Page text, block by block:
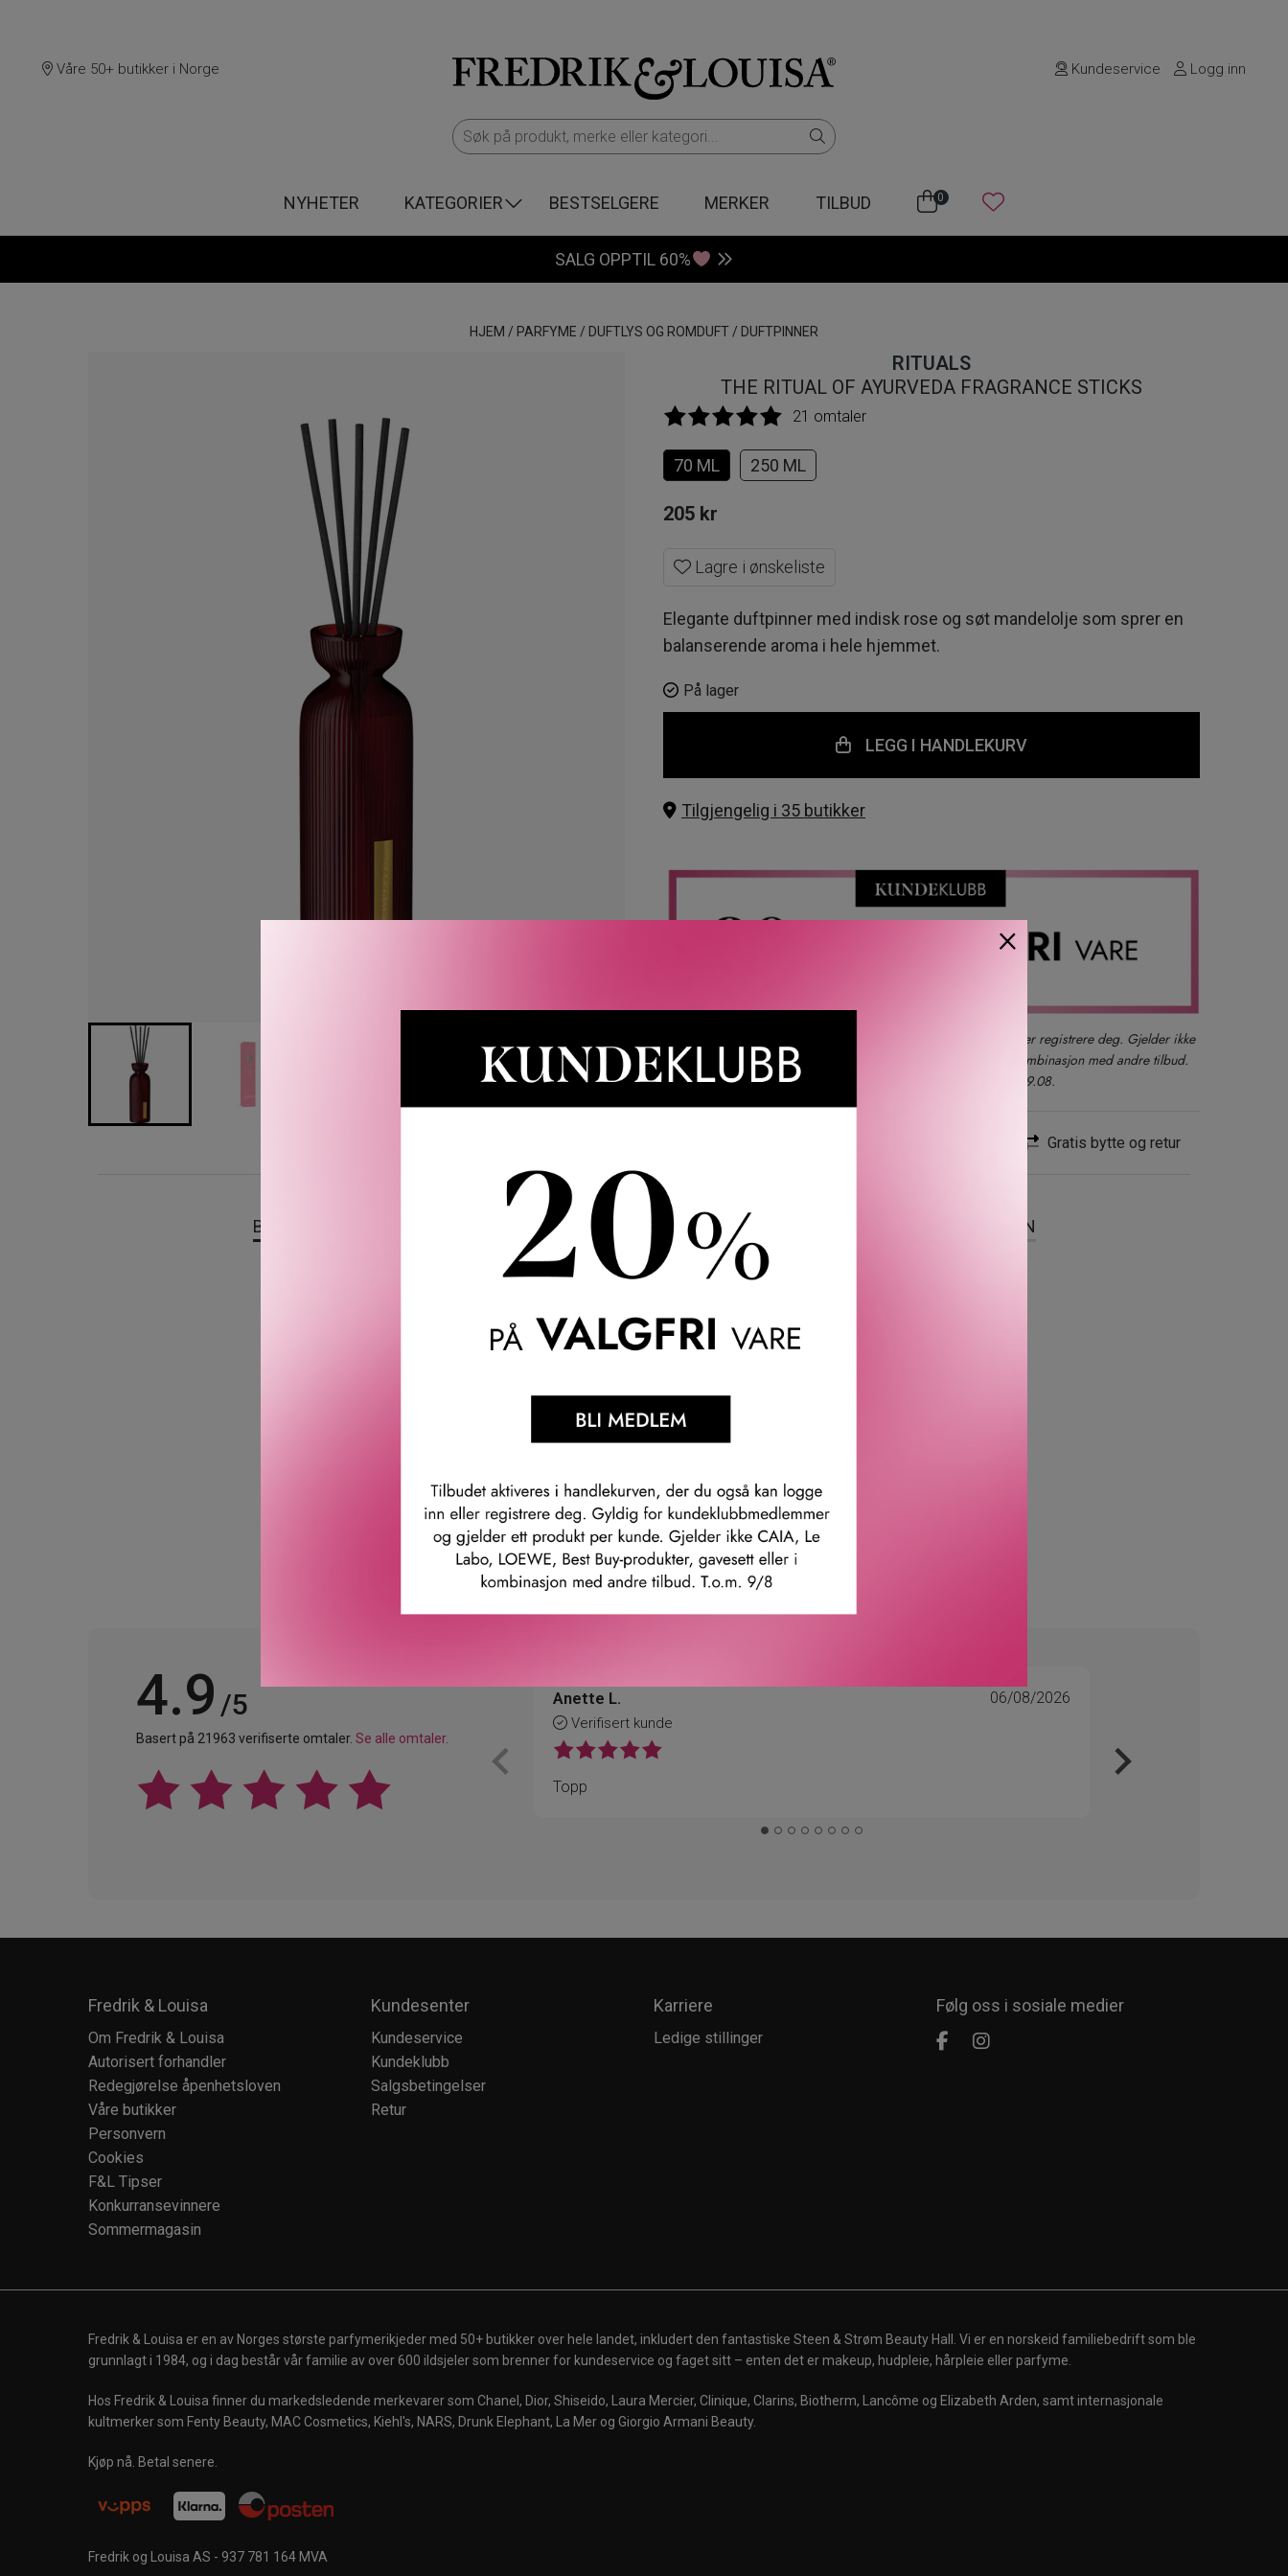
Våre 50+ butikker i Norge Kundeservice Logg inn
NYHETER KATEGORIER BESTSELGERE MERKER TILBUD 0
SALG OPPTIL 60%
HJEM / PARFYME / DUFTLYS OG ROMDUFT / DUFTPINNER
RITUALS
THE RITUAL OF AYURVEDA FRAGRANCE STICKS
21 omtaler
70 ML 250 ML
205 kr
Lagre i ønskeliste
Elegante duftpinner med indisk rose og søt mandelolje som sprer en
balanserende aroma i hele hjemmet.
På lager
LEGG I HANDLEKURV
Tilgjengelig i 35 butikker
Rabatten aktiveres i handlekurven der du også kan logge inn eller registrere deg. Gjelder ikke
CAIA, Le Labo, LOEWE, Best Buy-produkter, gavesett eller i kombinasjon med andre tilbud.
Gjelder kun ett kjøp per kunde t.o.m. 09.08.
Gratis bytte og retur
BESKRIVELSE SPØRSMÅL & SVAR SLIK GJØR DU OM MERKEVAREN
Rituals The Ritual of Ayurveda Fragrance Sticks er duftpinner basert på indisk rose og søt mandelolje. Nyt den
Tips: For ekstra duftopplevelse kan du kombinere duftpinnene med det store duftlyset fra The Ritual of Ayurveda.
Leverandørs artikkelnummer: 1120422
Våre kunder om oss
4.9 /5
Basert på 21963 verifiserte omtaler. Se alle omtaler.
Anette L.
Verifisert kunde
06/08/2026
Topp
Fredrik & Louisa
Om Fredrik & Louisa
Autorisert forhandler
Redegjørelse åpenhetsloven
Våre butikker
Personvern
Cookies
F&L Tipser
Konkurransevinnere
Sommermagasin
Kundesenter
Kundeservice
Kundeklubb
Salgsbetingelser
Retur
Karriere
Ledige stillinger
Følg oss i sosiale medier
Fredrik & Louisa er en av Norges største parfymerikjeder med 50+ butikker over hele landet, inkludert den fantastiske Steen & Strøm Beauty Hall. Vi er en norskeid familiebedrift som ble
grunnlagt i 1984, og i dag består vår familie av over 600 ildsjeler som brenner for kundeservice og faget sitt – enten det er makeup, hudpleie, hårpleie eller parfyme.
Hos Fredrik & Louisa finner du markedsledende merkevarer som Chanel, Dior, Shiseido, Laura Mercier, Clinique, Clarins, Biotherm, Lancôme og Elizabeth Arden, samt internasjonale
kultmerker som Fenty Beauty, MAC Cosmetics, Kiehl's, NARS, Drunk Elephant, La Mer og Giorgio Armani Beauty.
Kjøp nå. Betal senere.
Fredrik og Louisa AS - 937 781 164 MVA
×